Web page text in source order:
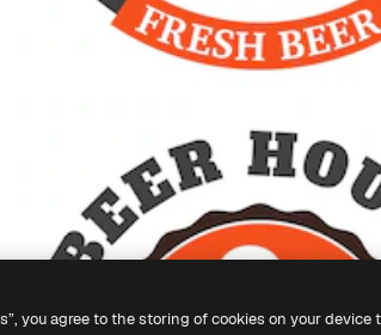
you agree to the storing of cookies on your device